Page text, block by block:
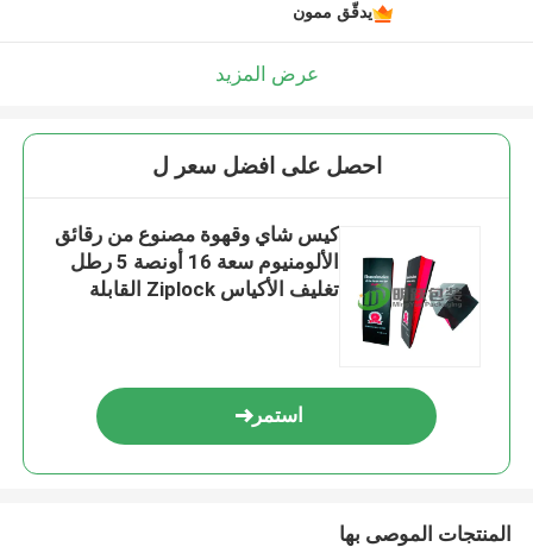
يدقّق ممون
عرض المزيد
احصل على افضل سعر ل
كيس شاي وقهوة مصنوع من رقائق
الألومنيوم سعة 16 أونصة 5 رطل
تغليف الأكياس Ziplock القابلة
استمر
المنتجات الموصى بها